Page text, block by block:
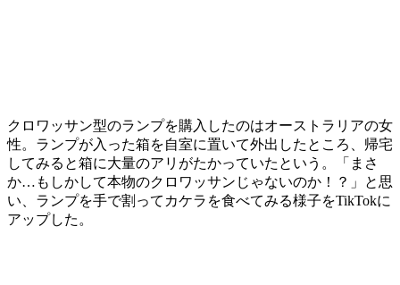
クロワッサン型のランプを購入したのはオーストラリアの女
性。ランプが入った箱を自室に置いて外出したところ、帰宅
してみると箱に大量のアリがたかっていたという。「まさ
か…もしかして本物のクロワッサンじゃないのか！？」と思
い、ランプを手で割ってカケラを食べてみる様子をTikTokに
アップした。